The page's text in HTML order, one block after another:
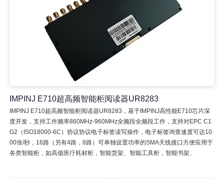
IMPINJ E710超高频智能柜阅读器UR8283
IMPINJ E710超高频智能柜阅读器UR8283，基于IMPINJ高性能E710芯片深
度开发，支持工作频率860MHz-960MHz全频段全频段工作，支持对EPC C1
G2（ISO18000-6C）协议协议电子标签读写操作，电子标签询查速度可达10
00张/秒，16路（另有4路，8路）可单独设置功率的SMA天线接口方便应用于
各类智能柜，如高值医疗耗材柜，智能货架、智能工具柜，智能书架、